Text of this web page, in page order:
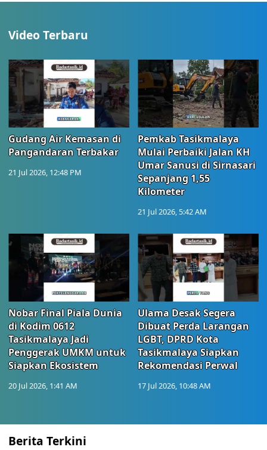
Video Terbaru
Gudang Air Kemasan di
Pangandaran Terbakar
21 Jul 2026, 12:48 PM
Pemkab Tasikmalaya
Mulai Perbaiki Jalan KH
Umar Sanusi di Sirnasari
Sepanjang 1,55
Kilometer
21 Jul 2026, 5:42 AM
Nobar Final Piala Dunia
di Kodim 0612
Tasikmalaya Jadi
Penggerak UMKM untuk
Siapkan Ekosistem
20 Jul 2026, 1:41 AM
Ulama Desak Segera
Dibuat Perda Larangan
LGBT, DPRD Kota
Tasikmalaya Siapkan
Rekomendasi Perwal
17 Jul 2026, 10:48 AM
Berita Terkini